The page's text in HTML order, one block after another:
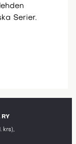
Serier.
krs),